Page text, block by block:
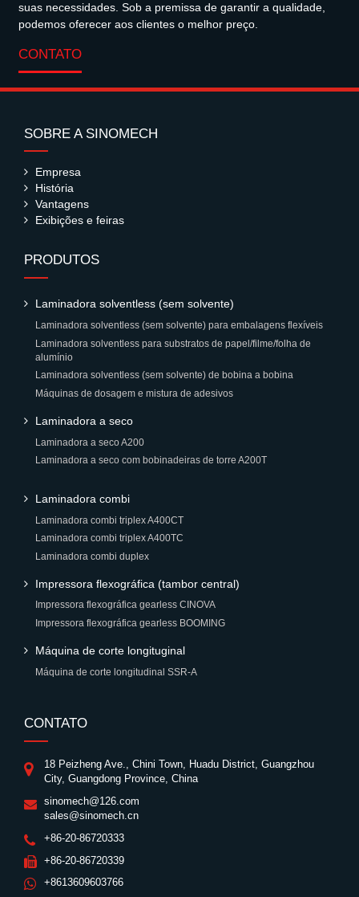
suas necessidades. Sob a premissa de garantir a qualidade,
podemos oferecer aos clientes o melhor preço.
CONTATO
SOBRE A SINOMECH
Empresa
História
Vantagens
Exibições e feiras
PRODUTOS
Laminadora solventless (sem solvente)
Laminadora solventless (sem solvente) para embalagens flexíveis
Laminadora solventless para substratos de papel/filme/folha de
alumínio
Laminadora solventless (sem solvente) de bobina a bobina
Máquinas de dosagem e mistura de adesivos
Laminadora a seco
Laminadora a seco A200
Laminadora a seco com bobinadeiras de torre A200T
Laminadora combi
Laminadora combi triplex A400CT
Laminadora combi triplex A400TC
Laminadora combi duplex
Impressora flexográfica (tambor central)
Impressora flexográfica gearless CINOVA
Impressora flexográfica gearless BOOMING
Máquina de corte longituginal
Máquina de corte longitudinal SSR-A
CONTATO
18 Peizheng Ave., Chini Town, Huadu District, Guangzhou
City, Guangdong Province, China
sinomech@126.com
sales@sinomech.cn
+86-20-86720333
+86-20-86720339
+8613609603766